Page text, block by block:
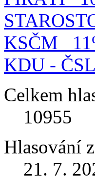
KSČM
KDU - ČSL
Celkem
10955
Hlasování
21. 7.